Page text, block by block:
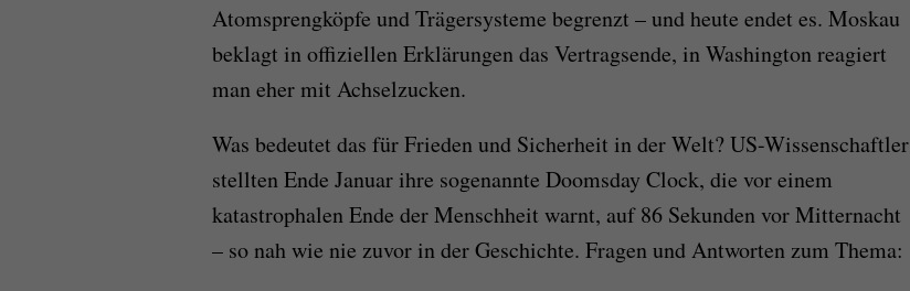
Atomsprengköpfe und Trägersysteme begrenzt – und heute endet es. Moskau
beklagt in offiziellen Erklärungen das Vertragsende, in Washington reagiert
man eher mit Achselzucken.
Was bedeutet das für Frieden und Sicherheit in der Welt? US-Wissenschaftler
stellten Ende Januar ihre sogenannte Doomsday Clock, die vor einem
katastrophalen Ende der Menschheit warnt, auf 86 Sekunden vor Mitternacht
– so nah wie nie zuvor in der Geschichte. Fragen und Antworten zum Thema: